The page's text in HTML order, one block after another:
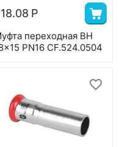
Р
переходная ВН
PN16 CF.524.0504